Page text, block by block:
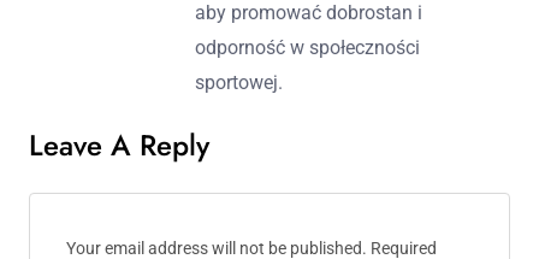
aby promować dobrostan i
odporność w społeczności
sportowej.
Leave A Reply
Your email address will not be published. Required